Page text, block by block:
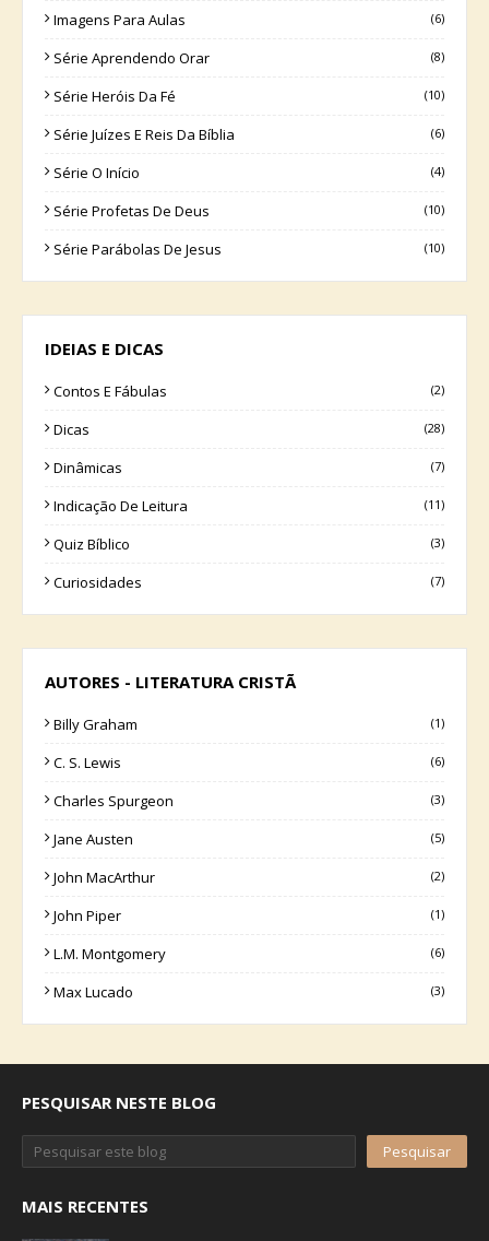
Imagens Para Aulas (6)
Série Aprendendo Orar (8)
Série Heróis Da Fé (10)
Série Juízes E Reis Da Bíblia (6)
Série O Início (4)
Série Profetas De Deus (10)
Série Parábolas De Jesus (10)
IDEIAS E DICAS
Contos E Fábulas (2)
Dicas (28)
Dinâmicas (7)
Indicação De Leitura (11)
Quiz Bíblico (3)
Curiosidades (7)
AUTORES - LITERATURA CRISTÃ
Billy Graham (1)
C. S. Lewis (6)
Charles Spurgeon (3)
Jane Austen (5)
John MacArthur (2)
John Piper (1)
L.M. Montgomery (6)
Max Lucado (3)
PESQUISAR NESTE BLOG
MAIS RECENTES